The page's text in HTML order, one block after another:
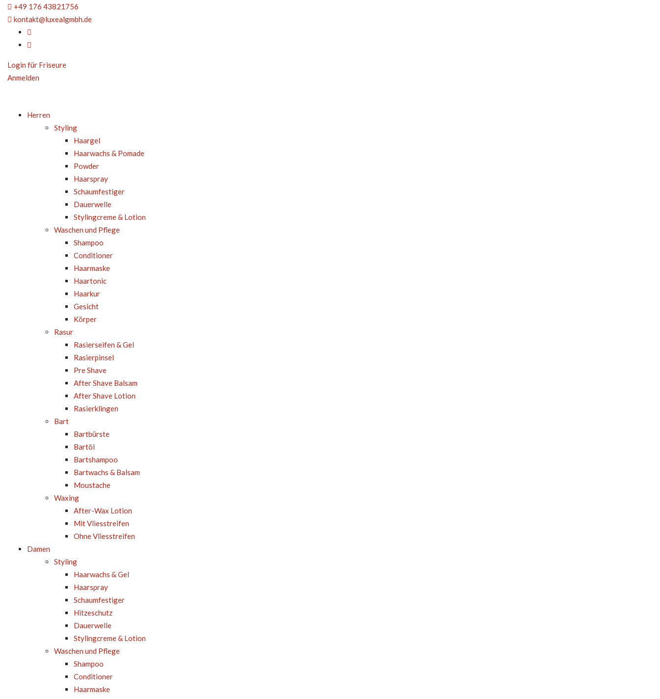
+49 176 43821756
kontakt@luxealgmbh.de
Login für Friseure
Anmelden
Herren
Styling
Haargel
Haarwachs & Pomade
Powder
Haarspray
Schaumfestiger
Dauerwelle
Stylingcreme & Lotion
Waschen und Pflege
Shampoo
Conditioner
Haarmaske
Haartonic
Haarkur
Gesicht
Körper
Rasur
Rasierseifen & Gel
Rasierpinsel
Pre Shave
After Shave Balsam
After Shave Lotion
Rasierklingen
Bart
Bartbürste
Bartöl
Bartshampoo
Bartwachs & Balsam
Moustache
Waxing
After-Wax Lotion
Mit Vliesstreifen
Ohne Vliesstreifen
Damen
Styling
Haarwachs & Gel
Haarspray
Schaumfestiger
Hitzeschutz
Dauerwelle
Stylingcreme & Lotion
Waschen und Pflege
Shampoo
Conditioner
Haarmaske